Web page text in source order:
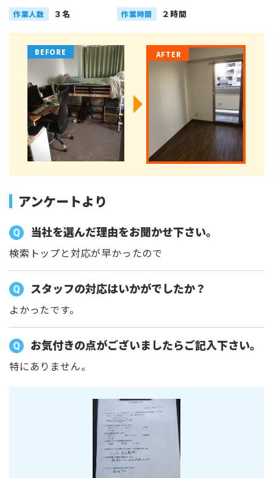
作業人数 ３名 作業時間 ２時間
アンケートより
当社を選んだ理由をお聞かせ下さい。
検索トップと対応が早かったので
スタッフの対応はいかがでしたか？
よかったです。
お気付きの点がございましたらご記入下さい。
特にありません。